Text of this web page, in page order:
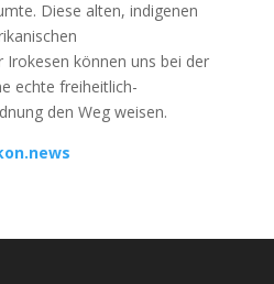
Diese alten, indigenen
Irokesen können uns bei der
echte freiheitlich-
den Weg weisen.